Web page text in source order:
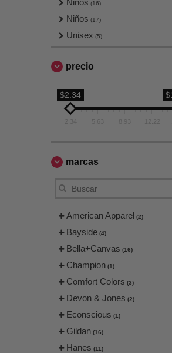
Niños (16)
Niños (17)
Unisex (5)
precio
$2.34
2.34 5.63 8.93
marcas
American Apparel (2)
Bayside (4)
Bella+Canvas (16)
Champion (1)
Comfort Colors (3)
Devon & Jones (2)
Econscious (1)
Gildan (16)
Hanes (11)